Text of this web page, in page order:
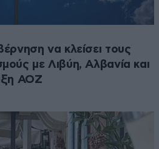
να κλείσει τους
με Λιβύη, Αλβανία και
ΑΟΖ